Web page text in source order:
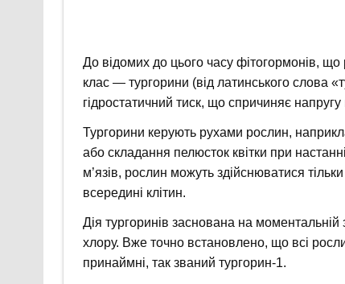
До відомих до цього часу фітогормонів,
клас — тургорини (від латинського слова
гідростатичний тиск, що спричиняє напругу
Тургорини керують рухами рослин,
або складання пелюсток квітки при
м’язів, рослин можуть здійснюватися
всередині клітин.
Дія тургоринів заснована на моментальній
хлору. Вже точно встановлено, що всі
принаймні, так званий тургорин-1.